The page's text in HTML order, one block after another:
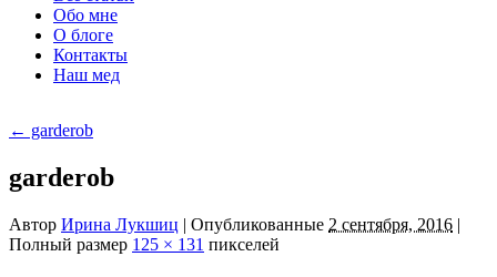
Обо мне
О блоге
Контакты
Наш мед
← garderob
garderob
Автор Ирина Лукшиц | Опубликованные 2 сентября, 2016 |
Полный размер 125 × 131 пикселей